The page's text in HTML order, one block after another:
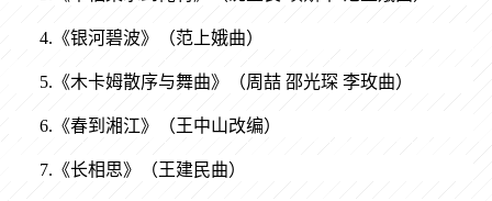
4.《银河碧波》（范上娥曲）
5.《木卡姆散序与舞曲》（周喆 邵光琛 李玫曲）
6.《春到湘江》（王中山改编）
7.《长相思》（王建民曲）